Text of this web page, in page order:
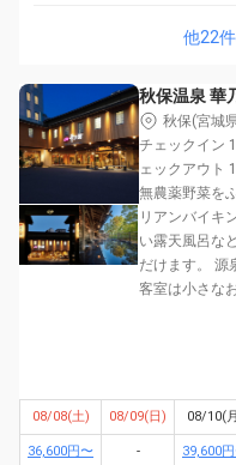
他22
秋保温泉 華
秋保(宮城
チェックイン
ェックアウト
無農薬野菜を
リアンバイキ
い露天風呂な
だけます。 源
客室は小さな
08/08(土) 08/09(日) 08/10(
36,600円〜 - 39,600